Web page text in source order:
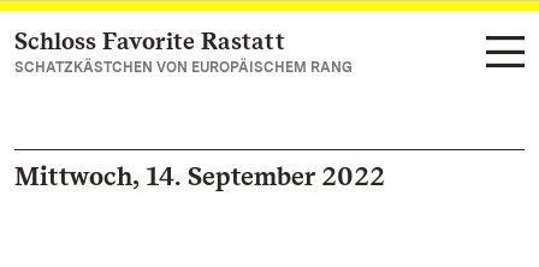
Zum Hauptinhalt springen
Schloss Favorite Rastatt
SCHATZKÄSTCHEN VON EUROPÄISCHEM RANG
Mittwoch, 14. September 2022